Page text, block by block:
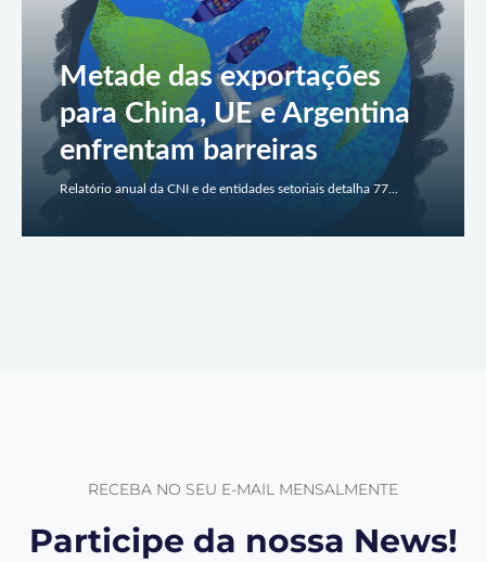
Metade das exportações
para China, UE e Argentina
enfrentam barreiras
Relatório anual da CNI e de entidades setoriais detalha 77...
RECEBA NO SEU E-MAIL MENSALMENTE
Participe da nossa News!